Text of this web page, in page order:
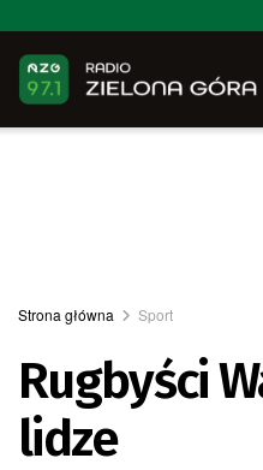
Strona główna Sport
Rugbyści
lidze